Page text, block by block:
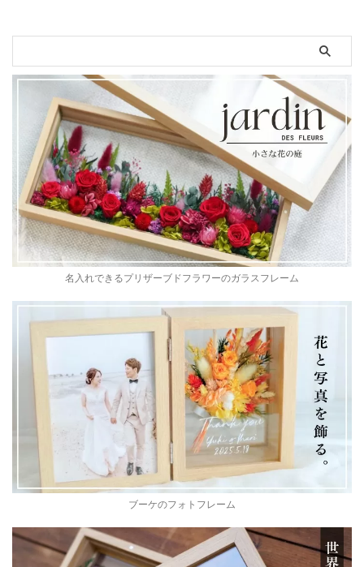
名入れできるプリザーブドフラワーのガラスフレーム
ブーケのフォトフレーム